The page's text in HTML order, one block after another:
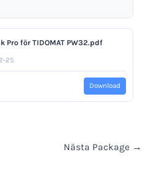
Pro för TIDOMAT PW32.pdf
25
Download
Nästa Package →